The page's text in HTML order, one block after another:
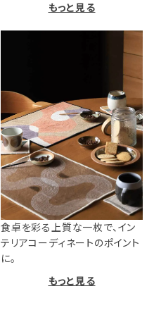
もっと見る
食卓を彩る上質な一枚で、イン
テリアコーディネートのポイント
に。
もっと見る